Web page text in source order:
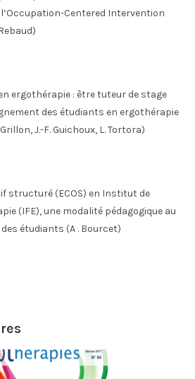
Centered Intervention
ergothérapie : être tuteur de stage
des étudiants en ergothérapie
J.-F. Guichoux, L. Tortora)
structuré (ECOS) en Institut de
(IFE), une modalité pédagogique au
étudiants (A . Bourcet)